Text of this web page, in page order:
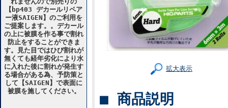
【bp403 デカールリペア
ー液SAIGEN】のご利用を
ご提案します。。デカール
の上に被膜を作る事で割れ
防止をすることができま
す。見た目ではひび割れが
無くても経年劣化により水
に入れた後に割れが発生す
る場合がある為、予防策と
して【SAIGEN】で表面に
被膜を施してください。
拡大表示
■ 商品説明